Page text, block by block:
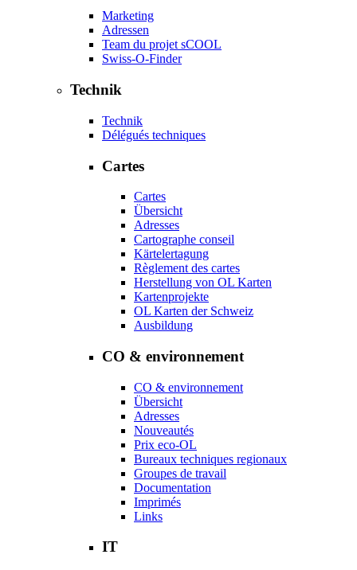
Marketing
Adressen
Team du projet sCOOL
Swiss-O-Finder
Technik
Technik
Délégués techniques
Cartes
Cartes
Übersicht
Adresses
Cartographe conseil
Kärtelertagung
Règlement des cartes
Herstellung von OL Karten
Kartenprojekte
OL Karten der Schweiz
Ausbildung
CO & environnement
CO & environnement
Übersicht
Adresses
Nouveautés
Prix eco-OL
Bureaux techniques regionaux
Groupes de travail
Documentation
Imprimés
Links
IT